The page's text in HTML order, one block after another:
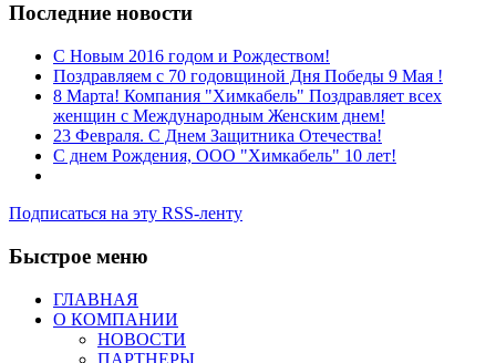
Последние новости
C Новым 2016 годом и Рождеством!
Поздравляем с 70 годовщиной Дня Победы 9 Мая !
8 Марта! Компания "Химкабель" Поздравляет всех
женщин с Международным Женским днем!
23 Февраля. С Днем Защитника Отечества!
С днем Рождения, ООО "Химкабель" 10 лет!
Подписаться на эту RSS-ленту
Быстрое меню
ГЛАВНАЯ
О КОМПАНИИ
НОВОСТИ
ПАРТНЕРЫ